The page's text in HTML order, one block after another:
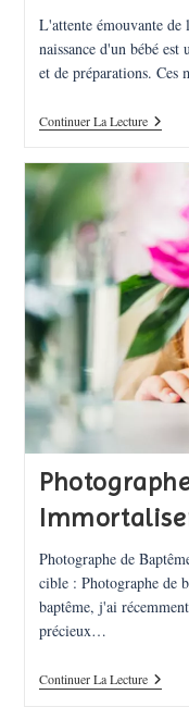
L'attente émouvante de
naissance d'un bébé
et de préparations. Ces
Continuer La LectureL’attente
Photographe de
cible : Photographe de
baptême, j'ai
précieux…
Continuer La Lecture
De